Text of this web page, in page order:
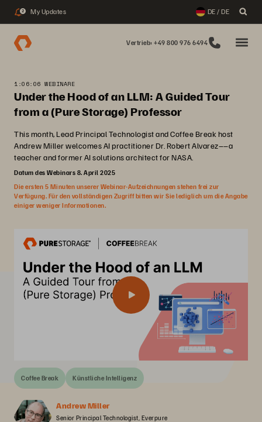
2 My Updates DE / DE
Vertrieb: +49 800 976 6494
1:06:06 WEBINARE
Under the Hood of an LLM: A Guided Tour
from a (Pure Storage) Professor
This month, Lead Principal Technologist and Coffee Break host
Andrew Miller welcomes AI practitioner Dr. Robert Alvarez––a
teacher and former AI solutions architect for NASA.
Datum des Webinars 8. April 2025
Die ersten 5 Minuten unserer Webinar-Aufzeichnungen stehen frei zur
Verfügung. Für den vollständigen Zugriff bitten wir Sie lediglich um die Angabe
einiger weniger Informationen.
Coffee Break Künstliche Intelligenz
Andrew Miller
Senior Principal Technologist, Everpure